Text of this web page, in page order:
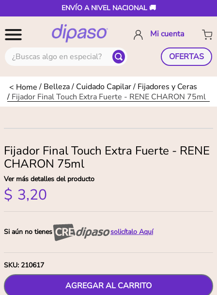
ENVÍO A NIVEL NACIONAL 🚚
¿Buscas algo en especial? OFERTAS
Belleza Cuidado Capilar
Fijadores y Ceras
Fijador Final Touch Extra Fuerte - RENE CHARON 75ml
Fijador Final Touch Extra Fuerte - RENE
CHARON 75ml
Ver más detalles del producto
$ 3,20
Si aún no tienes solicítalo Aquí
SKU: 210617
AGREGAR AL CARRITO